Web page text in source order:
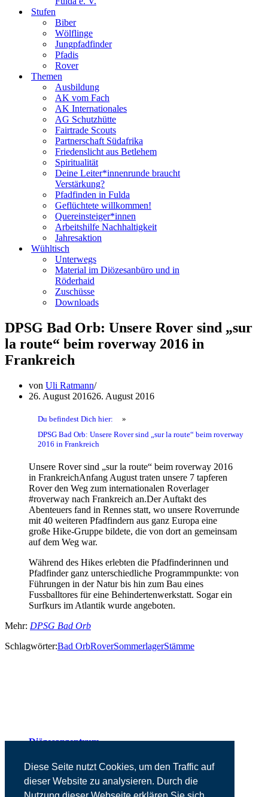
Diese Seite nutzt Cookies, um den Traffic auf
dieser Website zu analysieren. Durch die
Stufen
Biber
Wölflinge
Jungpfadfinder
Pfadis
Rover
Themen
Ausbildung
AK vom Fach
AK Internationales
AG Schutzhütte
Fairtrade Scouts
Partnerschaft Südafrika
Friedenslicht aus Betlehem
Spiritualität
Deine Leiter*innenrunde braucht
Verstärkung?
Pfadfinden in Fulda
Geflüchtete willkommen!
Quereinsteiger*innen
Arbeitshilfe Nachhaltigkeit
Jahresaktion
Wühltisch
Unterwegs
Material im Diözesanbüro und in
Röderhaid
Zuschüsse
Downloads
DPSG Bad Orb: Unsere Rover sind „sur
la route“ beim roverway 2016 in
Frankreich
von Uli Ratmann
26. August 201626. August 2016
Du befindest Dich hier:
»
DPSG Bad Orb: Unsere Rover sind „sur la route“ beim roverway
2016 in Frankreich
Unsere Rover sind „sur la route“ beim roverway 2016
in FrankreichAnfang August traten unsere 7 tapferen
Rover den Weg zum internationalen Roverlager
#roverway nach Frankreich an.Der Auftakt des
Abenteuers fand in Rennes statt, wo unsere Roverrunde
mit 40 weiteren Pfadfindern aus ganz Europa eine
große Hike-Gruppe bildete, die von dort an gemeinsam
auf dem Weg war.
Während des Hikes erlebten die Pfadfinderinnen und
Pfadfinder ganz unterschiedliche Programmpunkte: von
Führungen in der Natur bis hin zum Bau eines
Fussballtores für eine Behindertenwerkstatt. Sogar ein
Surfkurs im Atlantik wurde angeboten.
Mehr: DPSG Bad Orb
Schlagwörter:Bad OrbRoverSommerlagerStämme
Diözesanzentrum
Kontakt
Datenschutz